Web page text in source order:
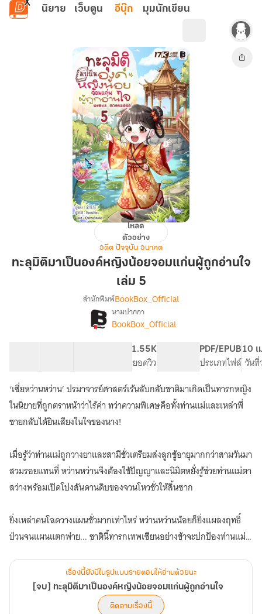
ข้ามไปยังเนื้อหาหลัก
นิยาย เว็บตูน อีบุ๊ก มุมนักเขียน
มา
หญิง
แก่น
ถูก
อ่าน
ใจ
เล่ม
5
โหลด
ตัวอย่าง
อดีต ปัจจุบัน อนาคต
ทะลุมิติมาเป็นองค์หญิงน้อยจอมแก่นผู้ถูกอ่านใจ
เล่ม 5
เรื่อง[จบ]
ทะลุ
มิติ
มา
เป็น
องค์
หญิง
น้อย
จอม
ถูก
อ่าน
ใจ
สำนักพิมพ์BookBox_Official
นามปากกา
BookBox_Official
1.55K
ยอดวิว
PDF/EPUB
ประเภทไฟล์
10 เ
วันที่
‘เซี่ยหว่านหว่าน’ ปรมาจารย์ศาสตร์เร้นลับกลับชาติมาเกิดเป็นทารกหญิง
ในนิยายที่ถูกตราหน้าว่าไร้ค่า ทว่าความพิเศษคือทั้งท่านแม่และเหล่าพี่
ชายกลับได้ยินเสียงในใจของนาง!
เมื่อรู้ว่าท่านแม่ถูกวางยาและสามีชั่วเตรียมส่งลูกชู้อายุมากกว่าสามวันมา
สวมรอยแทนที่ หว่านหว่านจึงต้องใช้ปัญญาและนิมิตหยั่งรู้ช่วยท่านแม่ตา
สว่างพร้อมเปิดโปงสันดานดิบของจวนโหวชั่วให้สิ้นซาก
ยิ่งเหล่าคนโฉดวางแผนชั่วมากเท่าไหร่ หว่านหว่านน้อยก็ยิ่งแผลงฤทธิ์
ป่วนจนแผนแตกพ่าย... ชาตินี้ทารกเทพเซียนอย่างข้าจะปกป้องท่านแม่
เรื่องนี้ยังมีในรูปแบบรายตอนให้อ่านด้วยนะ
[จบ] ทะลุมิติมาเป็นองค์หญิงน้อยจอมแก่นผู้ถูกอ่านใจ
ติดตามเรื่องนี้